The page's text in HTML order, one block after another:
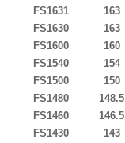
FS1631
163
FS1630
163
FS1600
160
FS1540
154
FS1500
150
FS1480
148.5
FS1460
146.5
FS1430
143